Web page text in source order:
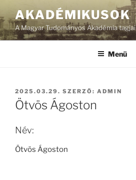
AKADÉMIKUSOK
A Magyar Tudományos Akadémia tagjai
Menü
BEKÜLDVE:
2025.03.29. SZERZŐ: ADMIN
Ötvös Ágoston
Név:
Ötvös Ágoston